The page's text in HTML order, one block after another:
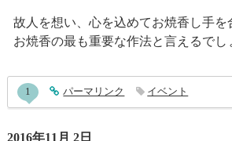
故人を想い、心を込めてお焼香し手を
お焼香の最も重要な作法と言えるでし
entry642コメント
1 entry642
パーマリンク イベント
2016年11月 2日